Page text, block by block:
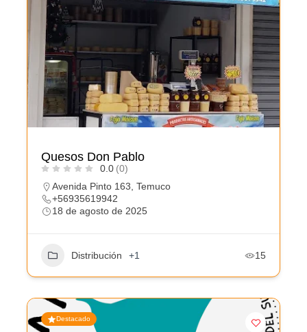
Quesos Don Pablo
0.0 (0)
Avenida Pinto 163, Temuco
+56935619942
18 de agosto de 2025
Distribución +1 15
Destacado